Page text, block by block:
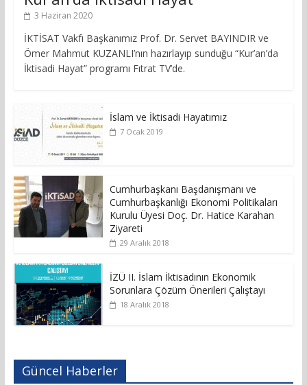
3 Haziran 2020
İKTİSAT Vakfı Başkanımız Prof. Dr. Servet BAYINDIR ve
Ömer Mahmut KUZANLI’nın hazırlayıp sunduğu “Kur’an’da
İktisadi Hayat” programı Fıtrat TV’de.
İslam ve İktisadi Hayatımız
7 Ocak 2019
Cumhurbaşkanı Başdanışmanı ve
Cumhurbaşkanlığı Ekonomi Politikaları
Kurulu Üyesi Doç. Dr. Hatice Karahan
Ziyareti
29 Aralık 2018
İZÜ II. İslam İktisadının Ekonomik
Sorunlara Çözüm Önerileri Çalıştayı
18 Aralık 2018
Güncel Haberler